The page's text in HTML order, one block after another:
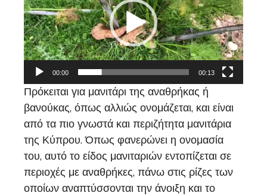
00:00 00:13
Πρόκειται για μανιτάρι της αναθρήκας ή
βανούκας, όπως αλλιώς ονομάζεται, και είναι
από τα πιο γνωστά και περιζήτητα μανιτάρια
της Κύπρου. Όπως φανερώνει η ονομασία
του, αυτό το είδος μανιταριών εντοπίζεται σε
περιοχές με αναθρήκες, πάνω στις ρίζες των
οποίων αναπτύσσονται την άνοιξη και το